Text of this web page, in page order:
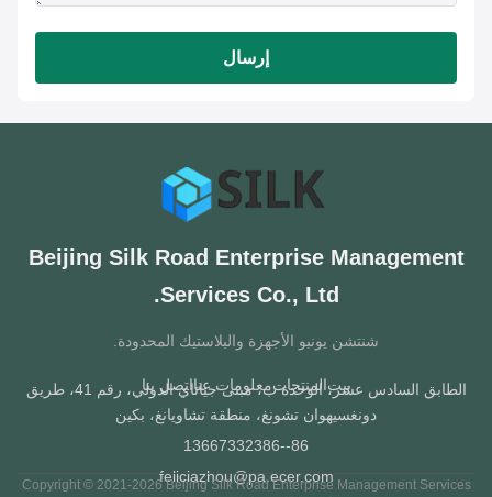
إرسال
Beijing Silk Road Enterprise
Services Co., Ltd.
شنتشن يونبو الأجهزة والبلاستيك المحدودة.
المنتجاتمعلومات عنااتصل بنا
الطابق السادس عشر، الوحدة ب، مبنى جياتاي الدولي، رقم 41، طريق
دونغسيهوان تشونغ، منطقة تشاويانغ، بكين
feliciazhou@pa.ecer.com
Copyright © 2021-2026 Beijing Silk Road Enterprise Management